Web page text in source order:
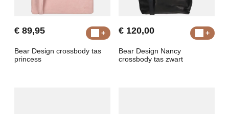
€ 89,95
Bear Design crossbody tas
princess
€ 120,00
Bear Design Nancy
crossbody tas zwart